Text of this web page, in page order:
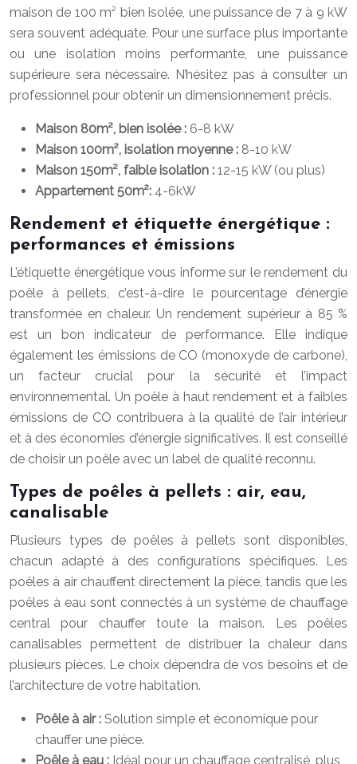
maison de 100 m² bien isolée, une puissance de 7 à 9 kW
sera souvent adéquate. Pour une surface plus importante
ou une isolation moins performante, une puissance
supérieure sera nécessaire. N’hésitez pas à consulter un
professionnel pour obtenir un dimensionnement précis.
Maison 80m², bien isolée : 6-8 kW
Maison 100m², isolation moyenne : 8-10 kW
Maison 150m², faible isolation : 12-15 kW (ou plus)
Appartement 50m²: 4-6kW
Rendement et étiquette énergétique :
performances et émissions
L’étiquette énergétique vous informe sur le rendement du
poêle à pellets, c’est-à-dire le pourcentage d’énergie
transformée en chaleur. Un rendement supérieur à 85 %
est un bon indicateur de performance. Elle indique
également les émissions de CO (monoxyde de carbone),
un facteur crucial pour la sécurité et l’impact
environnemental. Un poêle à haut rendement et à faibles
émissions de CO contribuera à la qualité de l’air intérieur
et à des économies d’énergie significatives. Il est conseillé
de choisir un poêle avec un label de qualité reconnu.
Types de poêles à pellets : air, eau,
canalisable
Plusieurs types de poêles à pellets sont disponibles,
chacun adapté à des configurations spécifiques. Les
poêles à air chauffent directement la pièce, tandis que les
poêles à eau sont connectés à un système de chauffage
central pour chauffer toute la maison. Les poêles
canalisables permettent de distribuer la chaleur dans
plusieurs pièces. Le choix dépendra de vos besoins et de
l’architecture de votre habitation.
Poêle à air : Solution simple et économique pour
chauffer une pièce.
Poêle à eau : Idéal pour un chauffage centralisé, plus